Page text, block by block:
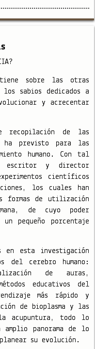
sobre las otras
los sabios dedicados a
y acrecentar
recopilación de las
ha previsto para las
humano. Con tal
escritor y director
científicos
los cuales han
formas de utilización
de cuyo poder
un pequeño porcentaje
en esta investigación
del cerebro humano:
de auras,
educativos del
más rápido y
de bioplasma y las
acupuntura, todo lo
panorama de lo
su evolución.